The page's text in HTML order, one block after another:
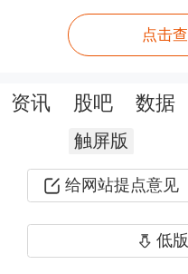
上市交易。根据
指期货和股指期
6月(IO2006)、
2020年12月
点击
资讯 股吧 数据
触屏版
给网站提点意见
低